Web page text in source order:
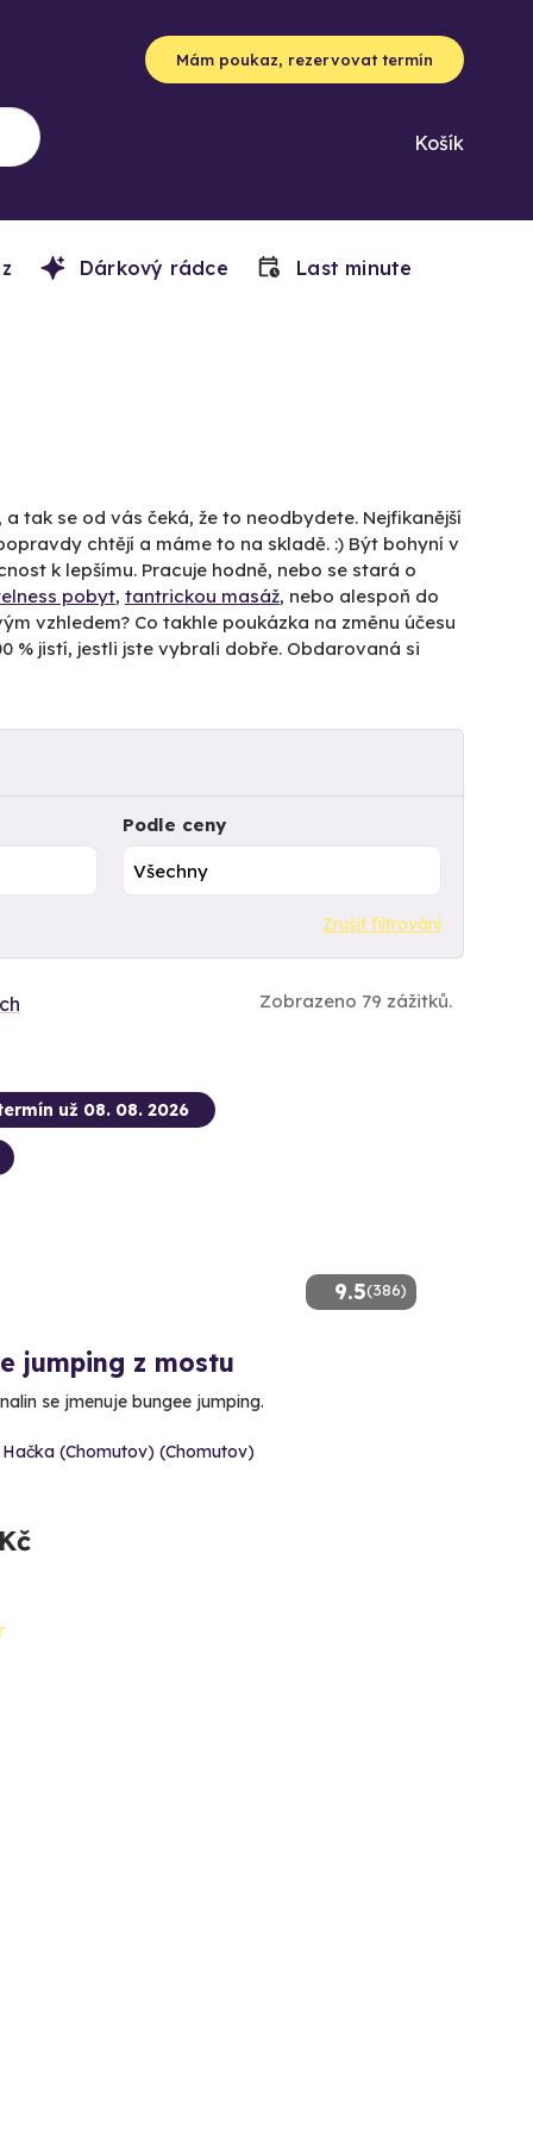
Mám poukaz, rezervovat termín
Košík
Dárkový rádce Last minute
tak se od vás čeká, že to neodbydete. Nejfikanější
chtějí a máme to na skladě. :) Být bohyní v
k lepšímu. Pracuje hodně, nebo se stará o
pobyt, tantrickou masáž, nebo alespoň do
vzhledem? Co takhle poukázka na změnu účesu
% jistí, jestli jste vybrali dobře. Obdarovaná si
Podle ceny
Zrušit filtrování
Zobrazeno 79 zážitků.
9.5(386)
už 08. 08. 2026
jumping z mostu
se jmenuje bungee jumping.
(Chomutov) (Chomutov)